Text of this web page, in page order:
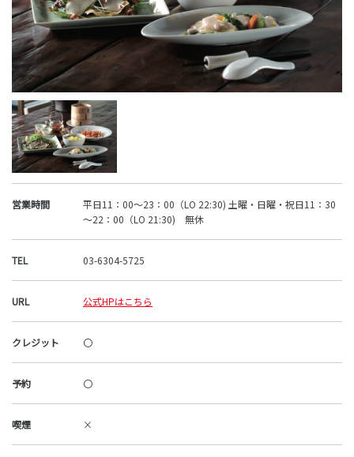
営業時間
平日11：00～23：00（LO 22:30) 土曜・日曜・祝日11：30
～22：00（LO 21:30) 無休
TEL 03-6304-5725
URL 公式HPはこちら
クレジット 〇
予約 〇
喫煙 ×